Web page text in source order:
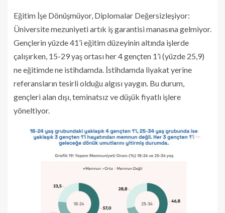
Eğitim İşe Dönüşmüyor, Diplomalar Değersizleşiyor:
Üniversite mezuniyeti artık iş garantisi manasına gelmiyor.
Gençlerin yüzde 41’i eğitim düzeyinin altında işlerde
çalışırken, 15-29 yaş ortası her 4 gençten 1’i (yüzde 25,9)
ne eğitimde ne istihdamda. İstihdamda liyakat yerine
referansların tesirli olduğu algısı yaygın. Bu durum,
gençleri alan dışı, teminatsız ve düşük fiyatlı işlere
yöneltiyor.